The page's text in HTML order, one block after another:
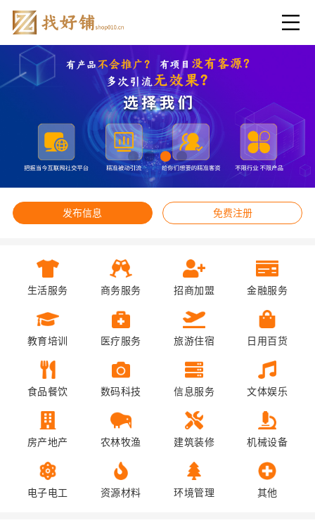
发布信息 免费注册
生活服务 商务服务 招商加盟 金融服务
教育培训 医疗服务 旅游住宿 日用百货
食品餐饮 数码科技 信息服务 文体娱乐
房产地产 农林牧渔 建筑装修 机械设备
电子电工 资源材料 环境管理 其他